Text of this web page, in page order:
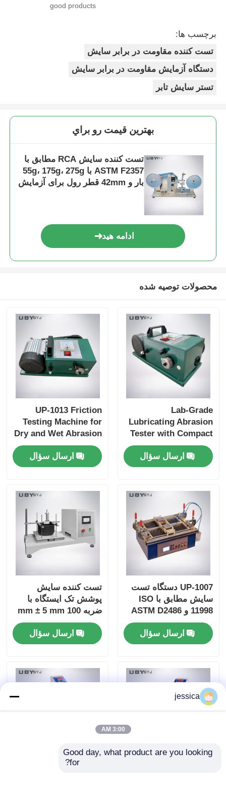
good products
برچسب ها:
تست کننده مقاومت در برابر سایش
دستگاه آزمایش مقاومت در برابر سایش
تستر سایش تابر
بهترين قيمت رو براي
تست کننده سایش RCA مطابق با
ASTM F2357 با 55g، 175g، 275g
بار و 42mm قطر رول برای آزمایش
ادامه هید
محصولات توصیه شده
Lab-Grade
Lubricating Abrasion
Tester with Compact
Structure and User-
Friendly Interface for
Friction and Wear
ارسال سؤال
UP-1013 Friction
Testing Machine for
Dry and Wet Abrasion
Test with Adjustable
Load Range and Real-
time Friction
ارسال سؤال
UP-1007 دستگاه تست
سایش مطابق با ISO
11998 و ASTM D2486
با فرکانس حرکت برس
37 ± 1 دور در دقیقه و
بدنه آلومینیومی آندایز
ارسال سؤال
تست کننده سایش
پوشش تک ایستگاه با
ضربه 100 mm ± 5 mm
و سرعت 6.5 ± 0.2m /
min برای آزمایش دوام
ارسال سؤال
UP-1008 Akron
jessica
3:00 AM
Good day, what product are you looking
for?